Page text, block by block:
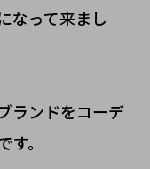
なって来まし
ランドをコーデ
。